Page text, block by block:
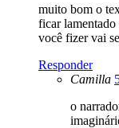
muito bom o
ficar lamentado
você fizer vai
Responder
Camilla
o